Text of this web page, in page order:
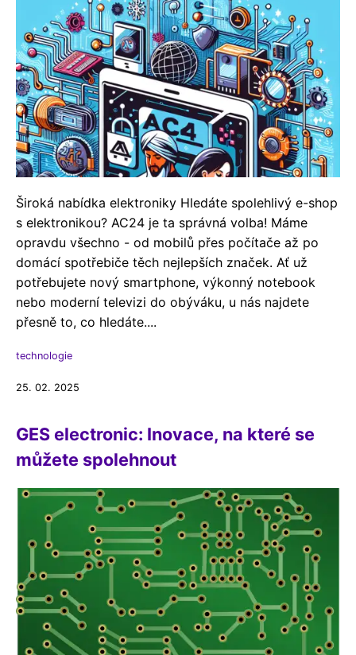
Široká nabídka elektroniky Hledáte spolehlivý e-shop
s elektronikou? AC24 je ta správná volba! Máme
opravdu všechno - od mobilů přes počítače až po
domácí spotřebiče těch nejlepších značek. Ať už
potřebujete nový smartphone, výkonný notebook
nebo moderní televizi do obýváku, u nás najdete
přesně to, co hledáte....
technologie
25. 02. 2025
GES electronic: Inovace, na které se
můžete spolehnout